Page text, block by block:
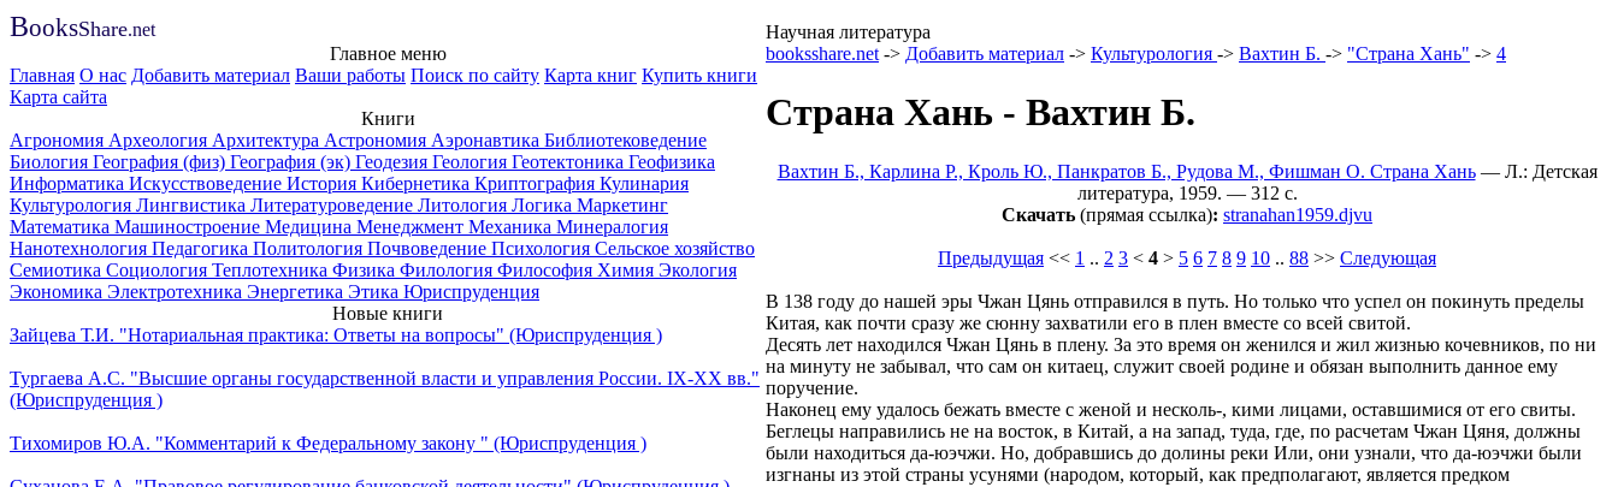
BooksShare.net
Научная литература
Главное меню
Главная О нас Добавить материал Ваши работы Поиск по сайту Карта книг Купить книги
Карта сайта
Книги
Агрономия Археология Архитектура Астрономия Аэронавтика Библиотековедение
Биология География (физ) География (эк) Геодезия Геология Геотектоника Геофизика
Информатика Искусствоведение История Кибернетика Криптография Кулинария
Культурология Лингвистика Литературоведение Литология Логика Маркетинг
Математика Машиностроение Медицина Менеджмент Механика Минералогия
Нанотехнология Педагогика Политология Почвоведение Психология Сельское хозяйство
Семиотика Социология Теплотехника Физика Филология Философия Химия Экология
Экономика Электротехника Энергетика Этика Юриспруденция
Новые книги
Зайцева Т.И. "Нотариальная практика: Ответы на вопросы" (Юриспруденция )
Тургаева А.С. "Высшие органы государственной власти и управления России. IХ-ХХ вв."
(Юриспруденция )
Тихомиров Ю.А. "Комментарий к Федеральному закону " (Юриспруденция )
booksshare.net -> Добавить материал -> Культурология -> Вахтин Б. -> "Страна Хань" -> 4
Страна Хань - Вахтин Б.
Вахтин Б., Карлина Р., Кроль Ю., Панкратов Б., Рудова М., Фишман О. Страна Хань— Л.: Детская
литература, 1959. — 312 c.
Скачать (прямая ссылка): stranahan1959.djvu
Предыдущая << 1 .. 2 3 < 4 > 5 6 7 8 9 10 .. 88 >> Следующая
В 138 году до нашей эры Чжан Цянь отправился в путь. Но только что успел он покинуть пределы
Китая, как почти сразу же сюнну захватили его в плен вместе со всей свитой.
Десять лет находился Чжан Цянь в плену. За это время он женился и жил жизнью кочевников, по ни
на минуту не забывал, что сам он китаец, служит своей родине и обязан выполнить данное ему
поручение.
Наконец ему удалось бежать вместе с женой и несколь-, кими лицами, оставшимися от его свиты.
Беглецы направились не на восток, в Китай, а на запад, туда, где, по расчетам Чжан Цяня, должны
были находиться да-юэчжи. Но, добравшись до долины реки Или, они узнали, что да-юэчжи были
изгнаны из этой страны усунями (народом, который, как предполагают, является предком